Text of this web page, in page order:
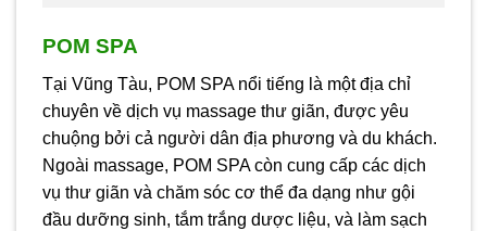
POM SPA
Tại Vũng Tàu, POM SPA nổi tiếng là một địa chỉ
chuyên về dịch vụ massage thư giãn, được yêu
chuộng bởi cả người dân địa phương và du khách.
Ngoài massage, POM SPA còn cung cấp các dịch
vụ thư giãn và chăm sóc cơ thể đa dạng như gội
đầu dưỡng sinh, tắm trắng dược liệu, và làm sạch